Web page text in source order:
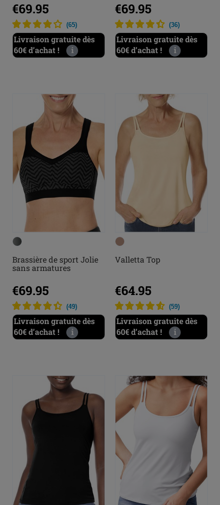
€69.95
(65)
Livraison gratuite dès
60€ d’achat !
i
€69.95
(36)
Livraison gratuite dès
60€ d’achat !
i
Brassière de sport Jolie
sans armatures
€69.95
(49)
Livraison gratuite dès
60€ d’achat !
i
Valletta Top
€64.95
(59)
Livraison gratuite dès
60€ d’achat !
i